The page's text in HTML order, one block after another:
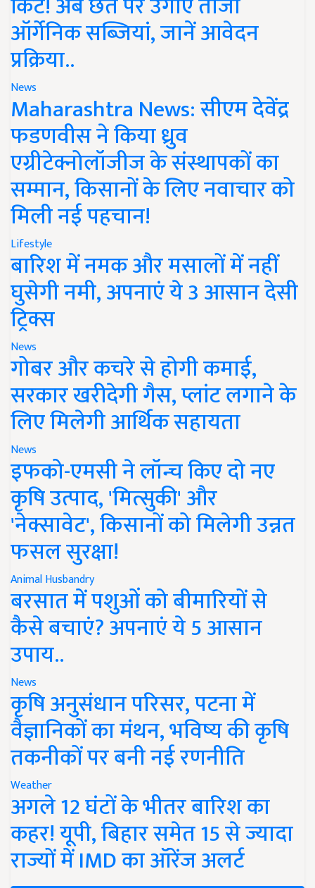
ऑर्गेनिक सब्जियां, जानें आवेदन
प्रक्रिया..
News
Maharashtra News: सीएम देवेंद्र
फडणवीस ने किया ध्रुव
एग्रीटेक्नोलॉजीज के संस्थापकों का
सम्मान, किसानों के लिए नवाचार को
मिली नई पहचान!
Lifestyle
बारिश में नमक और मसालों में नहीं
घुसेगी नमी, अपनाएं ये 3 आसान देसी
ट्रिक्स
News
गोबर और कचरे से होगी कमाई,
सरकार खरीदेगी गैस, प्लांट लगाने के
लिए मिलेगी आर्थिक सहायता
News
इफको-एमसी ने लॉन्च किए दो नए
कृषि उत्पाद, 'मित्सुकी' और
'नेक्सावेट', किसानों को मिलेगी उन्नत
फसल सुरक्षा!
Animal Husbandry
बरसात में पशुओं को बीमारियों से
कैसे बचाएं? अपनाएं ये 5 आसान
उपाय..
News
कृषि अनुसंधान परिसर, पटना में
वैज्ञानिकों का मंथन, भविष्य की कृषि
तकनीकों पर बनी नई रणनीति
Weather
अगले 12 घंटों के भीतर बारिश का
कहर! यूपी, बिहार समेत 15 से ज्यादा
राज्यों में IMD का ऑरेंज अलर्ट